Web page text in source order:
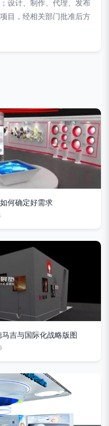
设计、制作、代理、发布
目，经相关部门批准后方
何确定好需求
吉与国际化战略版图